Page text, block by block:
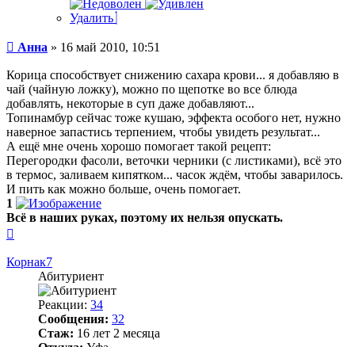
Удалить
Сообщение
Анна » 16 май 2010, 10:51
Корица способствует снижению сахара крови... я добавляю в
чай (чайную ложку), можно по щепотке во все блюда
добавлять, некоторые в суп даже добавляют...
Топинамбур сейчас тоже кушаю, эффекта особого нет, нужно
наверное запастись терпением, чтобы увидеть результат...
А ещё мне очень хорошо помогает такой рецепт:
Перегородки фасоли, веточки черники (с листиками), всё это
в термос, заливаем кипятком... часок ждём, чтобы заварилось.
И пить как можно больше, очень помогает.
1
Всё в наших руках, поэтому их нельзя опускать.
началу
Корнак7
Абитуриент
Реакции: 34
Сообщения: 32
Стаж: 16 лет 2 месяца